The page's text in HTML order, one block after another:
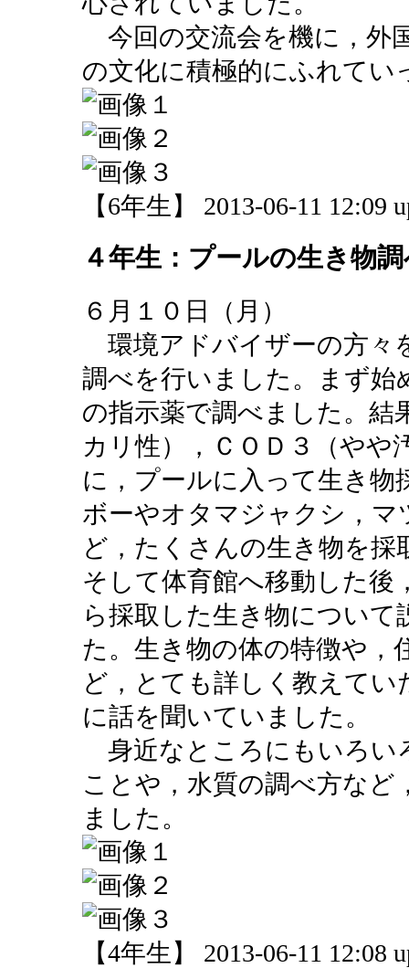
今回の交流会を機に，外
の文化に積極的にふれてい
【6年生】 2013-06-11 12:09
４年生：プールの生き物
６月１０日（月）
環境アドバイザーの方々
調べを行いました。まず始
の指示薬で調べました。結
カリ性），ＣＯＤ３（やや
に，プールに入って生き
ボーやオタマジャクシ，
ど，たくさんの生き物を
そして体育館へ移動した後
ら採取した生き物につい
た。生き物の体の特徴や，
ど，とても詳しく教えて
に話を聞いていました。
身近なところにもいろい
ことや，水質の調べ方な
ました。
【4年生】 2013-06-11 12:08